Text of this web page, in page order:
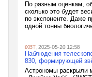
По разным оценкам,
сколько это будет
по экспоненте. Даже
одной тонны
iXBT, 2025-05-20 12:58
Наблюдения
830, формирующей
Астрономы раскрыли